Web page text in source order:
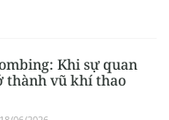
Khi sự quan
thành vũ khí thao